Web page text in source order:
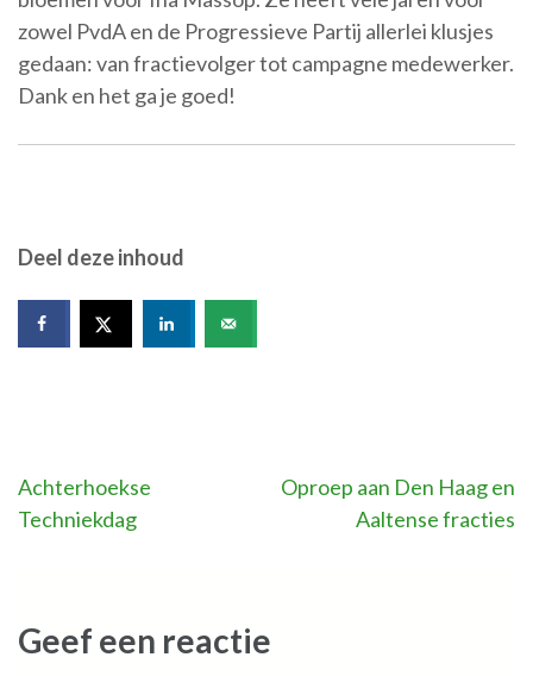
zowel PvdA en de Progressieve Partij allerlei klusjes
gedaan: van fractievolger tot campagne medewerker.
Dank en het ga je goed!
Deel deze inhoud
Bericht
navigatie
Achterhoekse
Techniekdag
Oproep aan Den Haag en
Aaltense fracties
Geef een reactie